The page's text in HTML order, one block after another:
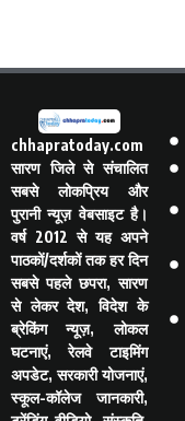
chhapratoday.com
सारण जिले से संचालित
सबसे लोकप्रिय और
पुरानी न्यूज़ वेबसाइट है।
वर्ष 2012 से यह अपने
पाठकों/दर्शकों तक हर दिन
सबसे पहले छपरा, सारण
से लेकर देश, विदेश के
ब्रेकिंग न्यूज़, लोकल
घटनाएं, रेलवे टाइमिंग
अपडेट, सरकारी योजनाएं,
स्कूल-कॉलेज जानकारी,